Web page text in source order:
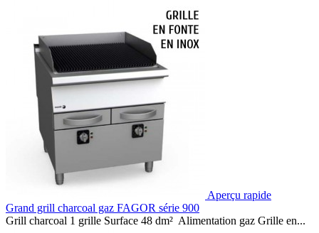
Aperçu rapide
Grand grill charcoal gaz FAGOR série 900
Grill charcoal 1 grille Surface 48 dm² Alimentation gaz Grille en...